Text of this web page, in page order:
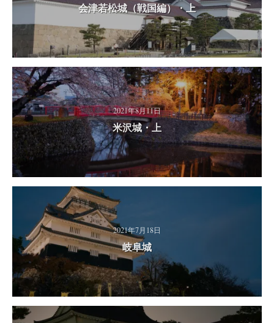
会津若松城（戦国編）・上
2021年8月11日
米沢城・上
2021年7月18日
岐阜城